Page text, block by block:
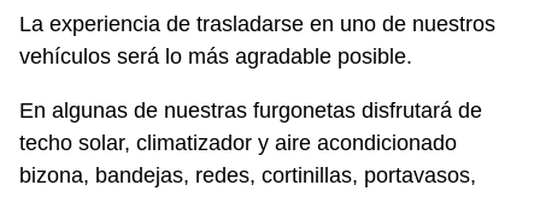
La experiencia de trasladarse en uno de nuestros
vehículos será lo más agradable posible.
En algunas de nuestras furgonetas disfrutará de
techo solar, climatizador y aire acondicionado
bizona, bandejas, redes, cortinillas, portavasos,